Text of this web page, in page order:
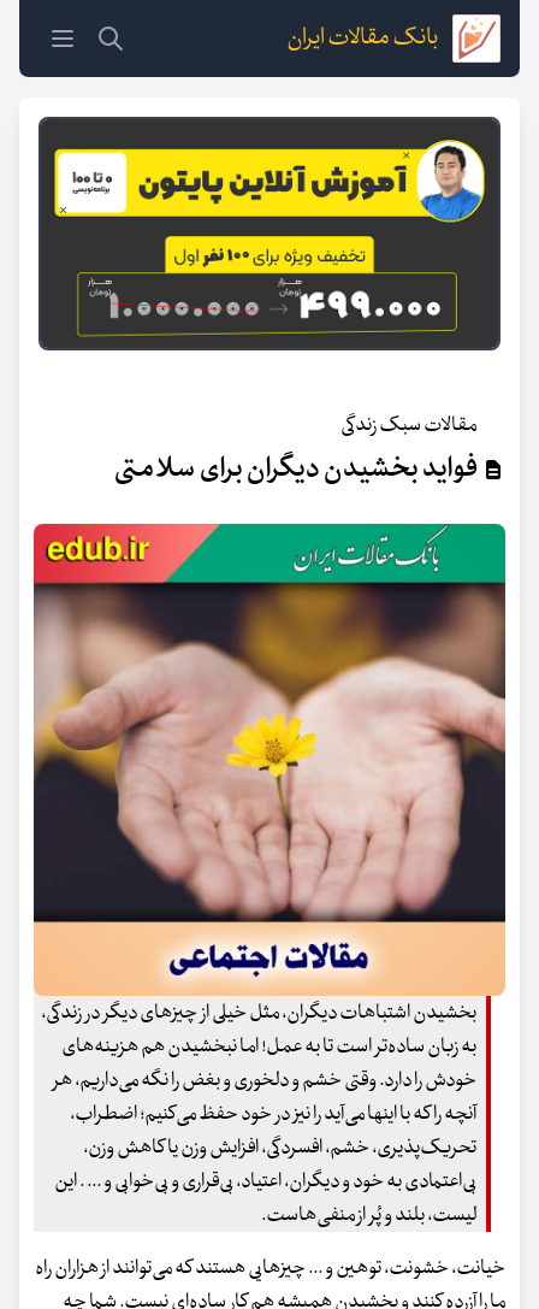
بانک مقالات ایران
مقالات سبک زندگی
فواید بخشیدن دیگران برای سلامتی‌
بخشیدن اشتباهات دیگران، مثل خیلی از چیزهای دیگر در زندگی،
به زبان ساده‌تر است تا به عمل! اما نبخشیدن هم هزینه‌های
خودش را دارد. وقتی خشم و دلخوری و بغض را نگه می‌داریم، هر
آنچه را که با اینها می‌آید را نیز در خود حفظ می‌کنیم؛ اضطراب،
تحریک‌پذیری، خشم، افسردگی، افزایش وزن یا کاهش وزن،
بی‌اعتمادی به خود و دیگران، اعتیاد، بی‌قراری و بی‌خوابی و ... . این
لیست، بلند و پُر از منفی‌هاست.
خیانت، خشونت، توهین و ... چیزهایی هستند که می‌توانند از هزاران راه
ما را آزرده کنند و بخشیدن همیشه هم کار ساده‌ای نیست. شما چه